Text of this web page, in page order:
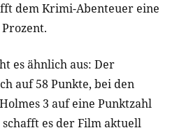
dem Krimi-Abenteuer eine
es ähnlich aus: Der
auf 58 Punkte, bei den
3 auf eine Punktzahl
schafft es der Film aktuell